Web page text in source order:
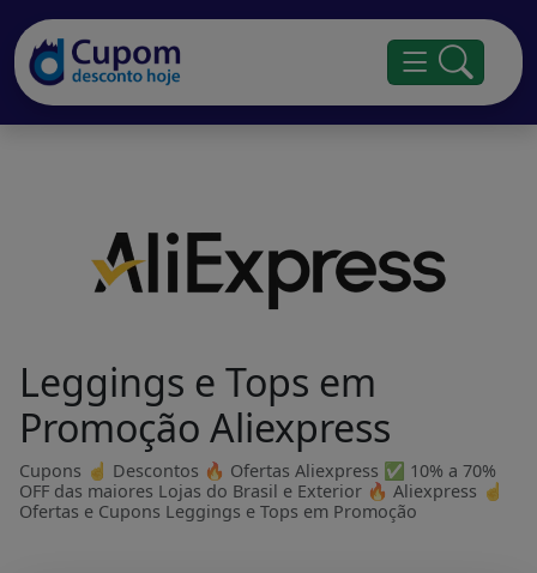
Leggings e Tops em
Promoção Aliexpress
Cupons ☝ Descontos 🔥 Ofertas Aliexpress ✅ 10% a 70%
OFF das maiores Lojas do Brasil e Exterior 🔥 Aliexpress ☝
Ofertas e Cupons Leggings e Tops em Promoção